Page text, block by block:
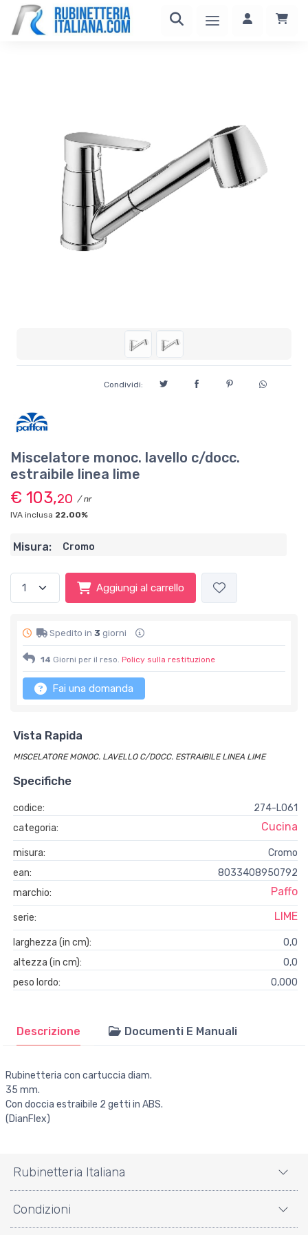
Condividi:
Miscelatore monoc. lavello c/docc.
estraibile linea lime
€ 103,20 / nr
IVA inclusa 22.00%
Misura: Cromo
Aggiungi al carrello
Spedito in 3 giorni
14 Giorni per il reso. Policy sulla restituzione
Fai una domanda
Vista Rapida
MISCELATORE MONOC. LAVELLO C/DOCC. ESTRAIBILE LINEA LIME
Specifiche
codice:
274-L061
categoria:
Cucina
misura:
Cromo
ean:
8033408950792
marchio:
Paffo
serie: LIME
larghezza (in cm):
0,0
altezza (in cm):
0,0
peso lordo:
0,000
Descrizione Documenti E Manuali
Rubinetteria con cartuccia diam.
35 mm.
Con doccia estraibile 2 getti in ABS.
(DianFlex)
Rubinetteria Italiana
Condizioni